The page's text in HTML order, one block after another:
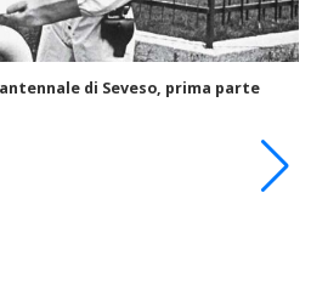
di Seveso, prima parte